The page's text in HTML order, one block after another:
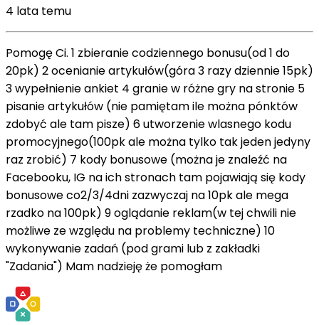
4 lata temu
Pomogę Ci. 1 zbieranie codziennego bonusu(od 1 do
20pk) 2 ocenianie artykułów(góra 3 razy dziennie 15pk)
3 wypełnienie ankiet 4 granie w różne gry na stronie 5
pisanie artykułów (nie pamiętam ile można pónktów
zdobyć ale tam pisze) 6 utworzenie wlasnego kodu
promocyjnego(100pk ale można tylko tak jeden jedyny
raz zrobić) 7 kody bonusowe (można je znaleźć na
Facebooku, IG na ich stronach tam pojawiają się kody
bonusowe co2/3/4dni zazwyczaj na 10pk ale mega
rzadko na 100pk) 9 oglądanie reklam(w tej chwili nie
możliwe ze względu na problemy techniczne) 10
wykonywanie zadań (pod grami lub z zakładki
"Zadania") Mam nadzieję że pomogłam